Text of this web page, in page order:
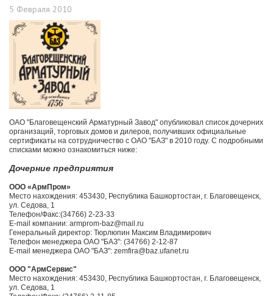
5 Февраля 2010
ОАО "Благовещенский Арматурный Завод" опубликовал список дочерних
организаций, торговых домов и дилеров, получивших официальные
сертификаты на сотрудничество с ОАО "БАЗ" в 2010 году. С подробными
списками можно ознакомиться ниже:
Дочерние предприятия
ООО «АрмПром»
Место нахождения: 453430, Республика Башкортостан, г. Благовещенск,
ул. Седова, 1
Телефон/Факс:(34766) 2-23-33
E-mail компании: armprom-baz@mail.ru
Генеральный директор: Тюрлюпин Максим Владимирович
Телефон менеджера ОАО "БАЗ": (34766) 2-12-87
E-mail менеджера ОАО "БАЗ": zemfira@baz.ufanet.ru
ООО "АрмСервис"
Место нахождения: 453430, Республика Башкортостан, г. Благовещенск,
ул. Седова, 1